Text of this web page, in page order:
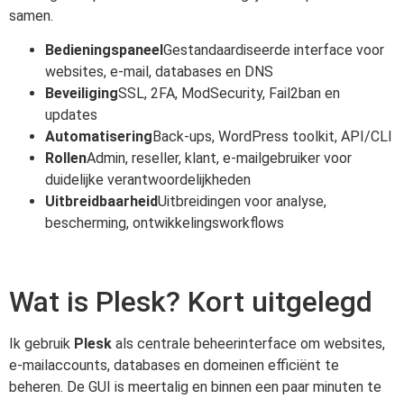
samen.
Bedieningspaneel Gestandaardiseerde interface voor
websites, e-mail, databases en DNS
BeveiligingSSL, 2FA, ModSecurity, Fail2ban en
updates
Automatisering Back-ups, WordPress toolkit, API/CLI
RollenAdmin, reseller, klant, e-mailgebruiker voor
duidelijke verantwoordelijkheden
UitbreidbaarheidUitbreidingen voor analyse,
bescherming, ontwikkelingsworkflows
Wat is Plesk? Kort uitgelegd
Ik gebruik Plesk als centrale beheerinterface om websites,
e-mailaccounts, databases en domeinen efficiënt te
beheren. De GUI is meertalig en binnen een paar minuten te